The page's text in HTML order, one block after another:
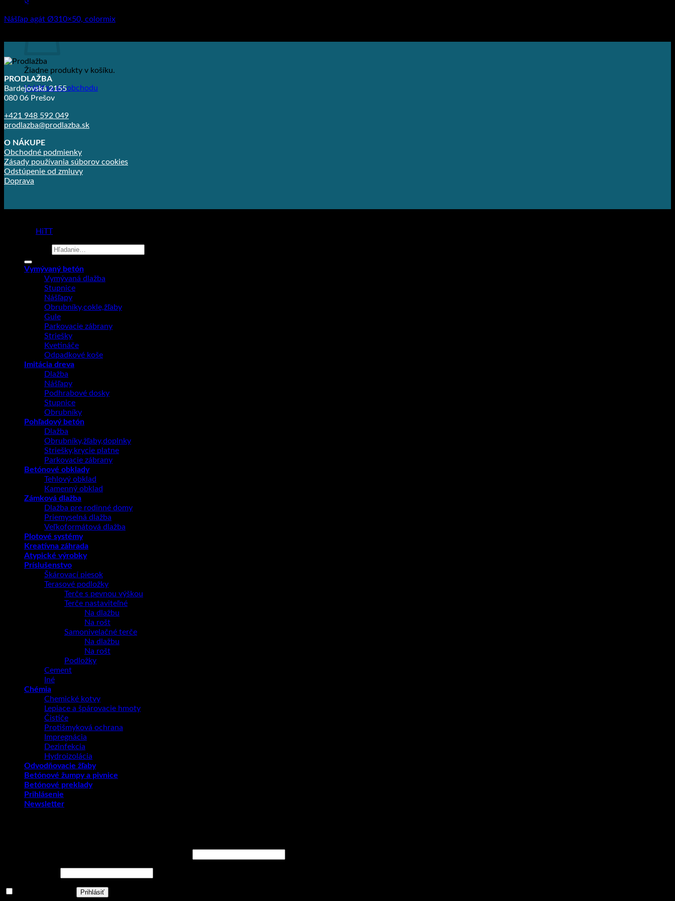
Žiadne produkty v košíku.
Vrátiť sa do obchodu
Nášľap agát Ø310×50, colormix
PRODLAŽBA
Bardejovská 2155
080 06 Prešov
+421 948 592 049
prodlazba@prodlazba.sk
O NÁKUPE
Obchodné podmienky
Zásady používania súborov cookies
Odstúpenie od zmluvy
Doprava
HiTT
Vymývaný betón
Vymývaná dlažba
Stupnice
Nášľapy
Obrubníky,cokle,žľaby
Gule
Parkovacie zábrany
Striešky
Kvetináče
Odpadkové koše
Imitácia dreva
Dlažba
Nášľapy
Podhrabové dosky
Stupnice
Obrubníky
Pohľadový betón
Dlažba
Obrubníky,žľaby,doplnky
Striešky,krycie platne
Parkovacie zábrany
Betónové obklady
Tehlový obklad
Kamenný obklad
Zámková dlažba
Dlažba pre rodinné domy
Priemyselná dlažba
Veľkoformátová dlažba
Plotové systémy
Kreatívna záhrada
Atypické výrobky
Príslušenstvo
Škárovací piesok
Terasové podložky
Terče s pevnou výškou
Terče nastaviteľné
Na dlažbu
Na rošt
Samonivelačné terče
Na dlažbu
Na rošt
Podložky
Cement
Iné
Chémia
Chemické kotvy
Lepiace a špárovacie hmoty
Čističe
Protišmyková ochrana
Impregnácia
Dezinfekcia
Hydroizolácia
Odvodňovacie žľaby
Betónové žumpy a pivnice
Betónové preklady
Prihlásenie
Newsletter
Prihlásiť